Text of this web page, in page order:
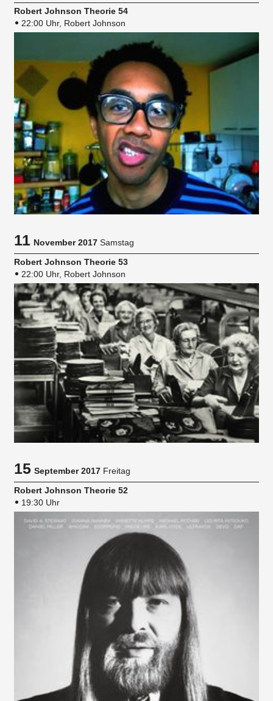
Robert Johnson Theorie 54
22:00 Uhr, Robert Johnson
11November 2017 Samstag
Robert Johnson Theorie 53
22:00 Uhr, Robert Johnson
15September 2017 Freitag
Robert Johnson Theorie 52
19:30 Uhr